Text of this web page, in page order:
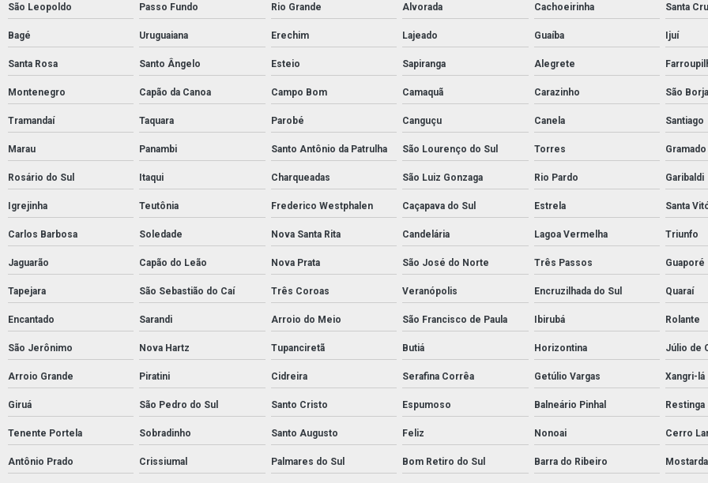
São Leopoldo Passo Fundo Rio Grande Alvorada Cachoeirinha Santa
Bagé Uruguaiana Erechim Lajeado Guaíba Ijuí
Santa Rosa Santo Ângelo Esteio Sapiranga Alegrete
Montenegro Capão da Canoa Campo Bom Camaquã Carazinho São Borja
Tramandaí Taquara Parobé Canguçu Canela Santiago
Marau Panambi Santo Antônio da Patrulha São Lourenço do Sul Torres Gramado
Rosário do Sul Itaqui Charqueadas São Luiz Gonzaga Rio Pardo Garibaldi
Igrejinha Teutônia Frederico Westphalen Caçapava do Sul Estrela Santa
Carlos Barbosa Soledade Nova Santa Rita Candelária Lagoa Vermelha Triunfo
Jaguarão Capão do Leão Nova Prata São José do Norte Três Passos Guaporé
Tapejara São Sebastião do Caí Três Coroas Veranópolis Encruzilhada do Sul Quaraí
Encantado Sarandi Arroio do Meio São Francisco de Paula Ibirubá Rolante
São Jerônimo Nova Hartz Tupanciretã Butiá Horizontina Júlio de
Arroio Grande Piratini Cidreira Serafina Corrêa Getúlio Vargas Xangri-lá
Giruá São Pedro do Sul Santo Cristo Espumoso Balneário Pinhal Restinga
Tenente Portela Sobradinho Santo Augusto Feliz Nonoai Cerro
Antônio Prado Crissiumal Palmares do Sul Bom Retiro do Sul Barra do Ribeiro